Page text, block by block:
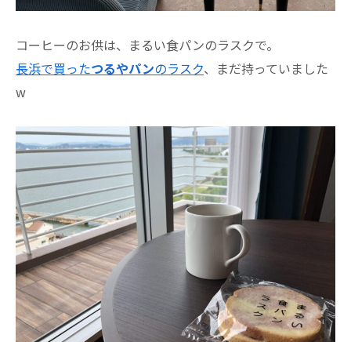
コーヒーのお供は、まるい食パンのラスクで。
長浜で買ったつるやパンのラスク、まだ持っていました
w